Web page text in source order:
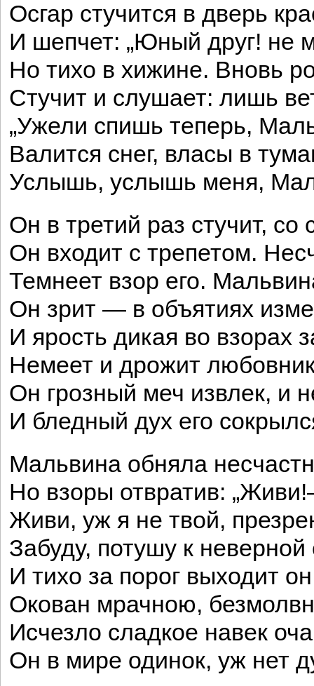
Осгар стучится в дверь
И шепчет: „Юный друг! не
Но тихо в хижине. Вновь
Стучит и слушает: лишь
„Ужели спишь теперь,
Валится снег, власы в
Услышь, услышь меня,
Он в третий раз стучит,
Он входит с трепетом.
Темнеет взор его.
Он зрит — в объятиях
И ярость дикая во взорах
Немеет и дрожит
Он грозный меч извлек, и
И бледный дух его
Мальвина обняла
Но взоры отвратив:
Живи, уж я не твой,
Забуду, потушу к неверной
И тихо за порог выходит
Окован мрачною,
Исчезло сладкое навек
Он в мире одинок, уж нет